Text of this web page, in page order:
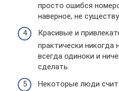
просто ошибся
наверное, не
Красивые и
практически
всегда одиноки и
сделать.
Некоторые люди